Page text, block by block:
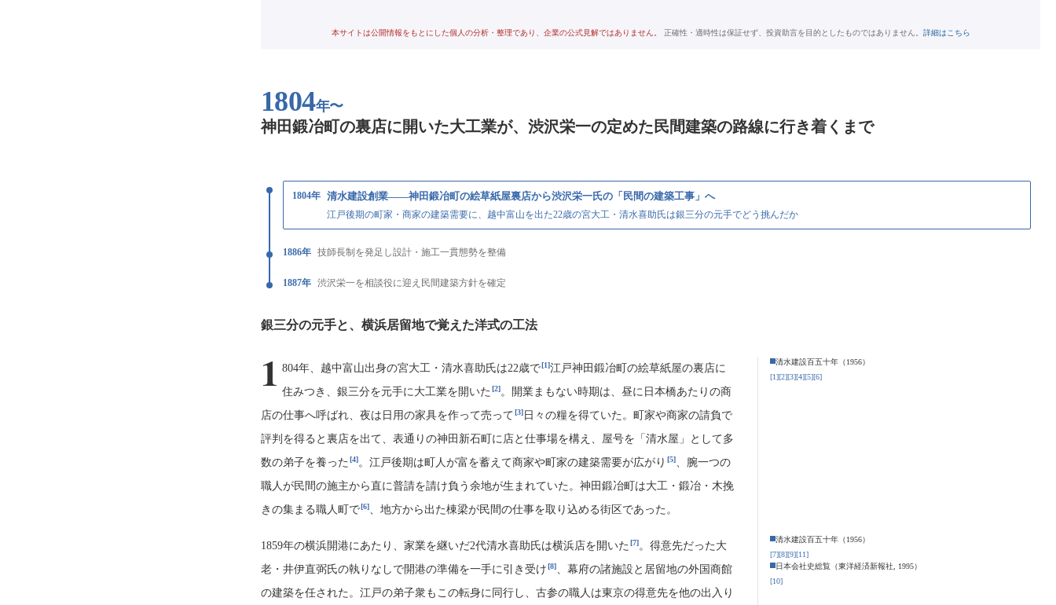
本サイトは公開情報をもとにした個人の分析・整理であり、企業の公式見解ではありません。 正確性・適時性は保証せず、投資助言を目的としたものではありません。 詳細はこちら
1804年〜
神田鍛冶町の裏店に開いた大工業が、渋沢栄一の定めた民間建築の路線に行き着くまで
1804年 清水建設創業——神田鍛冶町の絵草紙屋裏店から渋沢栄一氏の「民間の建築工事」へ
江戸後期の町家・商家の建築需要に、越中富山を出た22歳の宮大工・清水喜助氏は銀三分の元手でどう挑んだか
1886年 技師長制を発足し設計・施工一貫態勢を整備
1887年 渋沢栄一を相談役に迎え民間建築方針を確定
銀三分の元手と、横浜居留地で覚えた洋式の工法
1 804年、越中富山出身の宮大工・清水喜助氏は22歳で[1]江戸神田鍛冶町の絵草紙屋の裏店に
住みつき、銀三分を元手に大工業を開いた [2]。開業まもない時期は、昼に日本橋あたりの商
店の仕事へ呼ばれ、夜は日用の家具を作って売って[3] 日々の糧を得ていた。町家や商家の請負で
評判を得ると裏店を出て、表通りの神田新石町に店と仕事場を構え、屋号を「清水屋」として多
数の弟子を養った [4]。江戸後期は町人が富を蓄えて商家や町家の建築需要が広がり [5]、腕一つの
職人が民間の施主から直に普請を請け負う余地が生まれていた。神田鍛冶町は大工・鍛冶・木挽
きの集まる職人町で[6]、地方から出た棟梁が民間の仕事を取り込める街区であった。
清水建設百五十年（1956）
[1][2][3][4][5][6]
1859年の横浜開港にあたり、家業を継いだ2代清水喜助氏は横浜店を開いた [7]。得意先だった大
老・井伊直弼氏の執りなしで開港の準備を一手に引き受け[8]、幕府の諸施設と居留地の外国商館
の建築を任された。江戸の弟子衆もこの転身に同行し、古参の職人は東京の得意先を他の出入り
清水建設百五十年（1956）
[7][8][9][11]
日本会社史総覧（東洋経済新報社, 1995）
[10]